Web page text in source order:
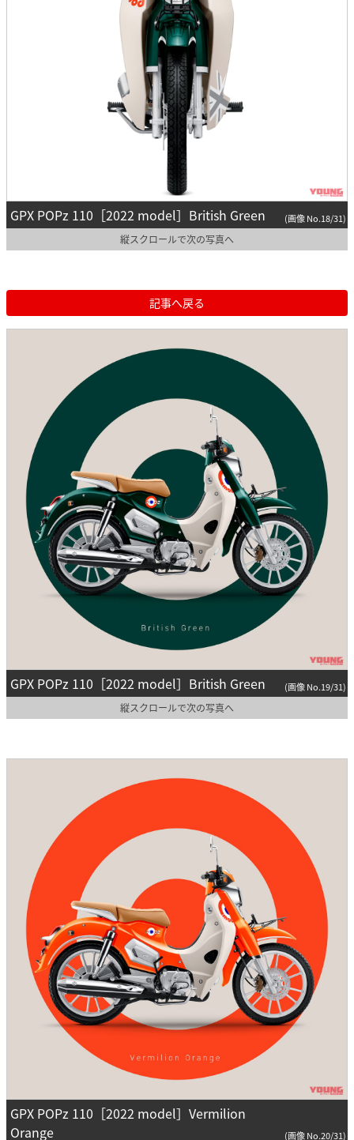
GPX POPz 110［2022 model］British Green (画像 No.18/31)
縦スクロールで次の写真へ
記事へ戻る
GPX POPz 110［2022 model］British Green (画像 No.19/31)
縦スクロールで次の写真へ
GPX POPz 110［2022 model］Vermilion
Orange
(画像 No.20/31)